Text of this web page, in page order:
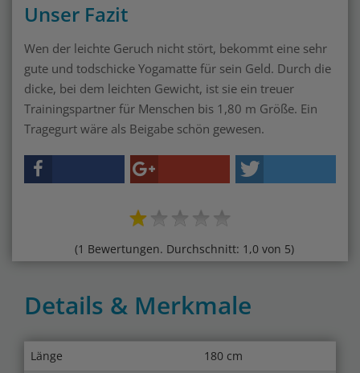
Unser Fazit
Wen der leichte Geruch nicht stört, bekommt eine sehr
gute und todschicke Yogamatte für sein Geld. Durch die
dicke, bei dem leichten Gewicht, ist sie ein treuer
Trainingspartner für Menschen bis 1,80 m Größe. Ein
Tragegurt wäre als Beigabe schön gewesen.
(1 Bewertungen. Durchschnitt: 1,0 von 5)
Details & Merkmale
Länge
180 cm